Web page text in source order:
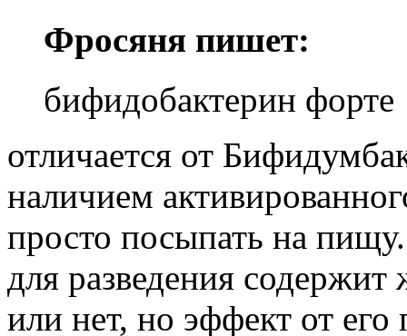
Фросяня пишет:
бифидобактерин форте
отличается от
наличием
просто посыпать на
для разведения
или нет, но эффект от